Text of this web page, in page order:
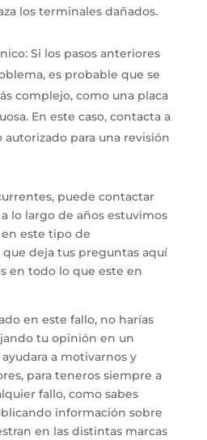
los terminales dañados.
Si los pasos anteriores
es probable que se
complejo, como una placa
En este caso, contacta a
para una revisión
puede contactar
lo largo de años estuvimos
este tipo de
deja tus preguntas aquí
en todo lo que este en
en este fallo, no harías
tu opinión en un
a motivarnos y
para teneros siempre a
fallo, como sabes
información sobre
en las distintas marcas